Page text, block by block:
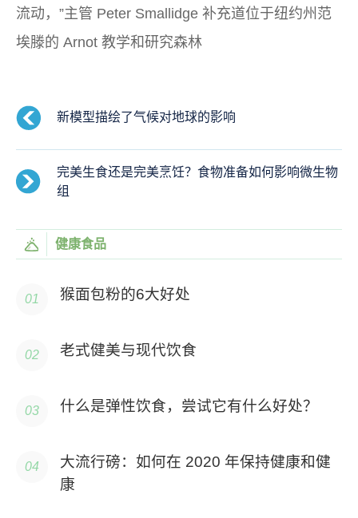
流动，”主管 Peter Smallidge 补充道位于纽约州范
埃滕的 Arnot 教学和研究森林
新模型描绘了气候对地球的影响
完美生食还是完美烹饪？食物准备如何影响微生物
组
健康食品
猴面包粉的6大好处
老式健美与现代饮食
什么是弹性饮食，尝试它有什么好处？
大流行磅：如何在 2020 年保持健康和健
康